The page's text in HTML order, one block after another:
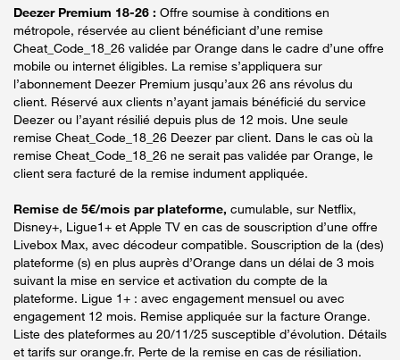
Deezer Premium 18-26 : Offre soumise à conditions en
métropole, réservée au client bénéficiant d’une remise
Cheat_Code_18_26 validée par Orange dans le cadre d’une offre
mobile ou internet éligibles. La remise s’appliquera sur
l’abonnement Deezer Premium jusqu’aux 26 ans révolus du
client. Réservé aux clients n’ayant jamais bénéficié du service
Deezer ou l’ayant résilié depuis plus de 12 mois. Une seule
remise Cheat_Code_18_26 Deezer par client. Dans le cas où la
remise Cheat_Code_18_26 ne serait pas validée par Orange, le
client sera facturé de la remise indument appliquée.
Remise de 5€/mois par plateforme, cumulable, sur Netflix,
Disney+, Ligue1+ et Apple TV en cas de souscription d’une offre
Livebox Max, avec décodeur compatible. Souscription de la (des)
plateforme (s) en plus auprès d’Orange dans un délai de 3 mois
suivant la mise en service et activation du compte de la
plateforme. Ligue 1+ : avec engagement mensuel ou avec
engagement 12 mois. Remise appliquée sur la facture Orange.
Liste des plateformes au 20/11/25 susceptible d’évolution. Détails
et tarifs sur orange.fr. Perte de la remise en cas de résiliation.